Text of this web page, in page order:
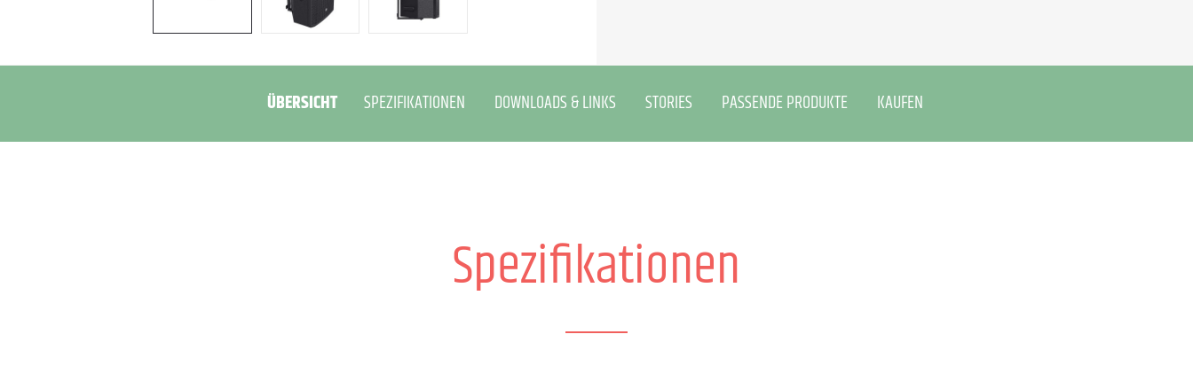
ÜBERSICHT SPEZIFIKATIONEN DOWNLOADS & LINKS STORIES PASSENDE PRODUKTE KAUFEN
Spezifikationen